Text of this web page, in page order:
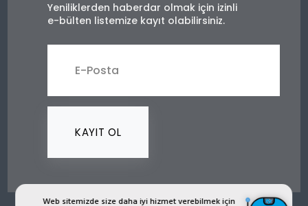
Web sitemizde size daha iyi hizmet verebilmek için
Yeniliklerden haberdar olmak için izinli
e-bülten listemize kayıt olabilirsiniz.
KAYIT OL